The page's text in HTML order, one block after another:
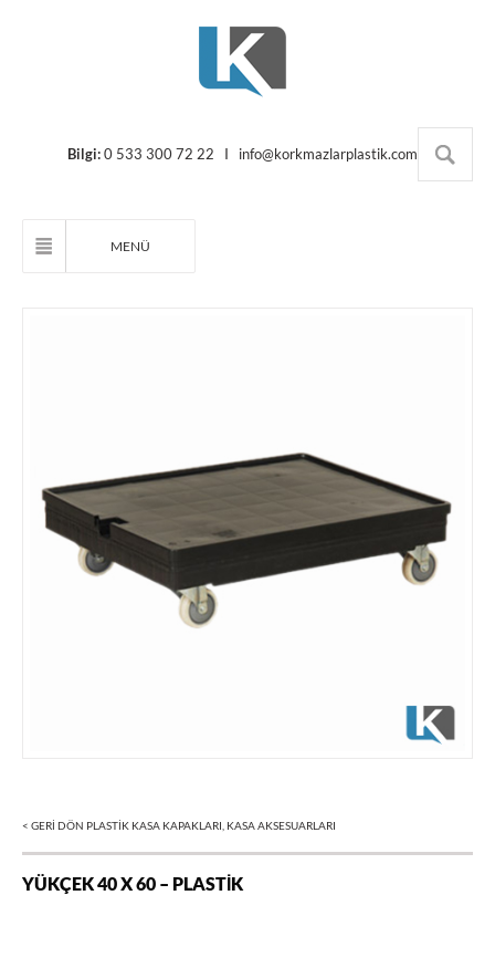
Bilgi:0 533 300 72 22 I info@korkmazlarplastik.com
MENÜ
< GERİ DÖN PLASTIK KASA KAPAKLARI, KASA AKSESUARLARI
YÜKÇEK 40 X 60 – PLASTIK